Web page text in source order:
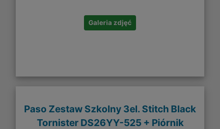
Galeria zdjęć
Paso Zestaw Szkolny 3el. Stitch Black
Tornister DS26YY-525 + Piórnik